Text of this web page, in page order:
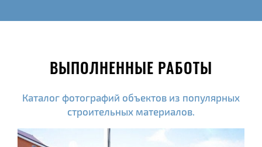
ВЫПОЛНЕННЫЕ РАБОТЫ
Каталог фотографий объектов из популярных
строительных материалов.